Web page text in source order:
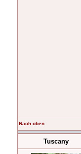
Nach oben
Tuscany